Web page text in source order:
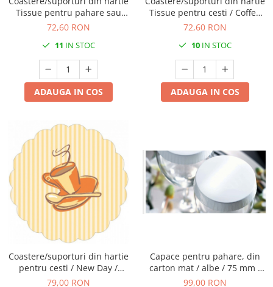
Tissue pentru pahare sau
cesti / bej / 100%
/ 250 buc
72,60 RON
11 IN STOC
ADAUGA IN COS
Tissue pentru cesti / Coffee
Time - bordo / 9 x 9 cm / 250
72,60 RON
10IN STOC
ADAUGA IN COS
Coastere/suporturi din hartie
pentru cesti / New Day /
diametru 9 cm / 1000 buc
79,00 RON
Capace pentru pahare, din
carton mat / albe / 75 mm /
200 buc
99,00 RON